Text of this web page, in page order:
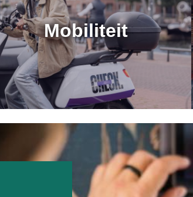
Mobiliteit